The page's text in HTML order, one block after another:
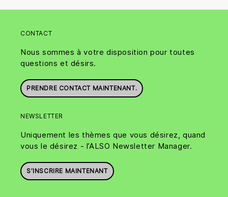
CONTACT
Nous sommes à votre disposition pour toutes
questions et désirs.
PRENDRE CONTACT MAINTENANT.
NEWSLETTER
Uniquement les thèmes que vous désirez, quand
vous le désirez - l’ALSO Newsletter Manager.
S’INSCRIRE MAINTENANT